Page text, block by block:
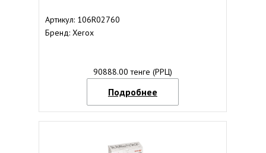
Артикул: 106R02760
Бренд: Xerox
90888.00 тенге (РРЦ)
Подробнее